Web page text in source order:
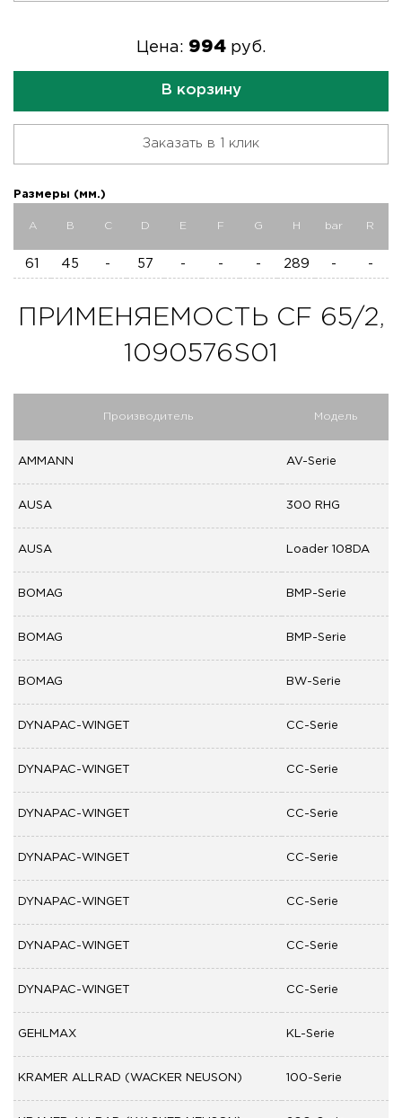
Цена: 994 руб.
В корзину
Заказать в 1 клик
Размеры (мм.)
A B C D E F G H bar R
61 45 - 57 - - - 289 - -
ПРИМЕНЯЕМОСТЬ CF 65/2,
1090576S01
Производитель Модель
AMMANN AV-Serie
AUSA 300 RHG
AUSA Loader 108DA
BOMAG BMP-Serie
BOMAG BMP-Serie
BOMAG BW-Serie
DYNAPAC-WINGET CC-Serie
DYNAPAC-WINGET CC-Serie
DYNAPAC-WINGET CC-Serie
DYNAPAC-WINGET CC-Serie
DYNAPAC-WINGET CC-Serie
DYNAPAC-WINGET CC-Serie
DYNAPAC-WINGET CC-Serie
GEHLMAX KL-Serie
KRAMER ALLRAD (WACKER NEUSON) 100-Serie